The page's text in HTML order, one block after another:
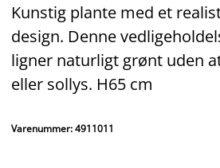
Kunstig plante med et
design. Denne
ligner naturligt grønt uden
eller sollys. H65 cm
Varenummer: 4911011